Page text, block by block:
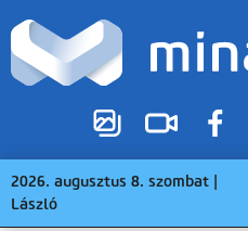
2026. augusztus 8. szombat |
László